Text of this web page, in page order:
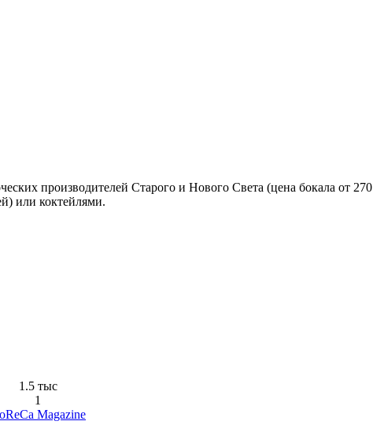
производителей Старого и Нового Света (цена бокала от 270
или коктейлями.
1.5 тыс
1
Magazine